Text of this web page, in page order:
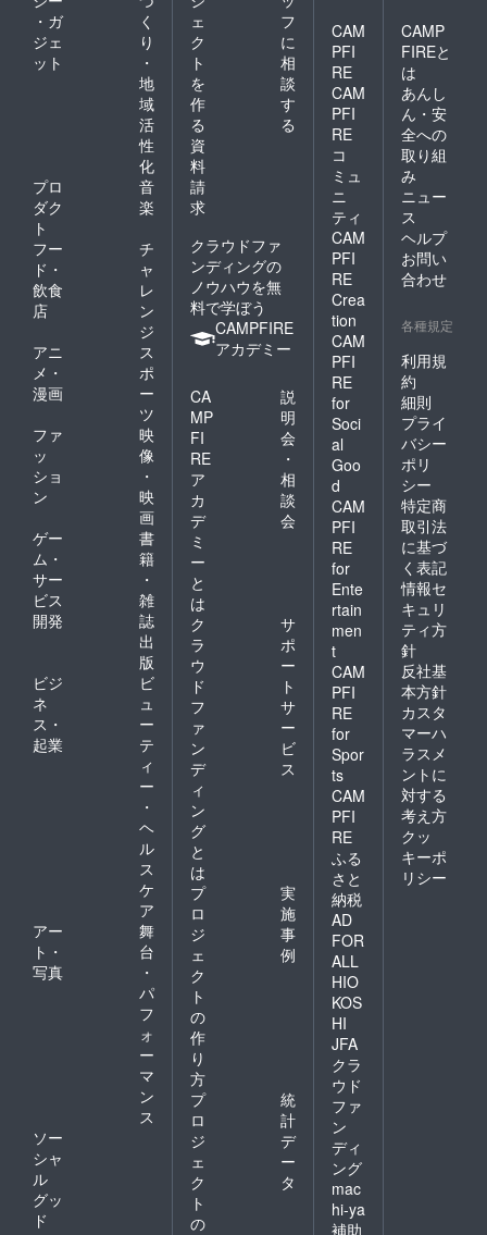
ます。
※オンラ
インの
場合：
ZOOM
を使用
しま
す。
援者様
の交通
費や滞
在費：
支援者
様の交
通費や
滞在費
は各自
でご負
担くだ
さい。
・支援
者様と
の連絡
方法：
メール
で連絡
しま
す。 ※
詳細が
決まり
しだい
支援者
様にご
連絡さ
せてい
ただき
ます。
※オンラ
インの
場合：
ZOOM
を使用
しま
す。
・ガ
ジェ
ット
く
り
・
地
域
活
性
化
プロ
ダク
ト
音
楽
フー
ド・
飲食
店
チ
ャ
レ
ン
ジ
アニ
メ・
漫画
ス
ポ
ー
ツ
ファ
ッ
ショ
ン
映
像
・
映
画
ゲー
ム・
サー
ビス
開発
書
籍
・
雑
誌
出
版
ビジ
ネ
ス・
起業
ビ
ュ
ー
テ
ィ
ー
・
ヘ
ル
ス
ケ
ア
アー
ト・
写真
舞
台
・
パ
フ
ォ
ー
マ
ン
ス
ソー
シャ
ル
グッ
ド
ェ
ク
ト
を
作
る
フ
に
相
談
す
る
資
料
請
求
クラウドファ
ンディングの
ノウハウを無
料で学ぼう
CAMPFIRE
アカデミー
CA
MP
FI
RE
ア
カ
デ
ミ
ー
と
は
説
明
会
・
相
談
会
ク
ラ
ウ
ド
フ
ァ
ン
デ
ィ
ン
グ
と
は
サ
ポ
ー
ト
サ
ー
ビ
ス
プ
ロ
ジ
ェ
ク
ト
の
作
り
方
実
施
事
例
プ
ロ
ジ
ェ
ク
ト
の
統
計
デ
ー
タ
CAM
PFI
RE
CAM
PFI
RE
コ
ミュ
ニ
ティ
CAM
PFI
RE
Crea
tion
CAM
PFI
RE
for
Soci
al
Goo
d
CAM
PFI
RE
for
Ente
rtain
men
t
CAM
PFI
RE
for
Spor
ts
CAM
PFI
RE
ふる
さと
納税
AD
FOR
ALL
HIO
KOS
HI
JFA
クラ
ウド
ファ
ン
ディ
ング
mac
hi-ya
補助
CAMP
FIREと
は
あんし
ん・安
全への
取り組
み
ニュー
ス
ヘルプ
お問い
合わせ
各種規定
利用規
約
細則
プライ
バシー
ポリ
シー
特定商
取引法
に基づ
く表記
情報セ
キュリ
ティ方
針
反社基
本方針
カスタ
マーハ
ラスメ
ントに
対する
考え方
クッ
キーポ
リシー